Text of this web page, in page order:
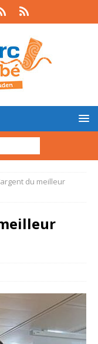
du meilleur